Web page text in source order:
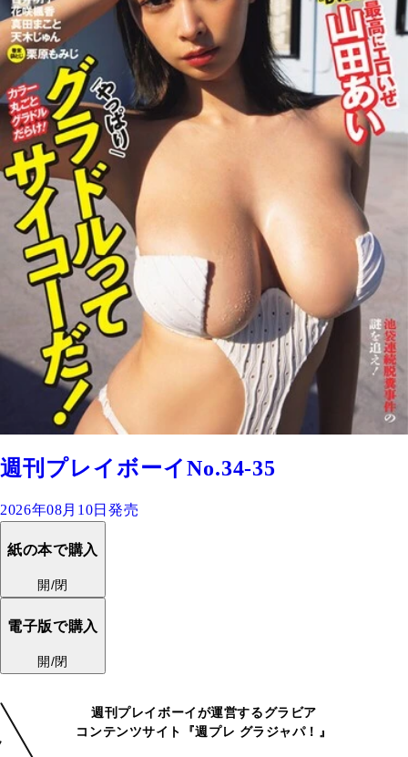
週刊プレイボーイNo.34-35
2026年08月10日発売
紙の本で購入
開/閉
電子版で購入
開/閉
週刊プレイボーイが運営するグラビア
コンテンツサイト『週プレ グラジャパ！』